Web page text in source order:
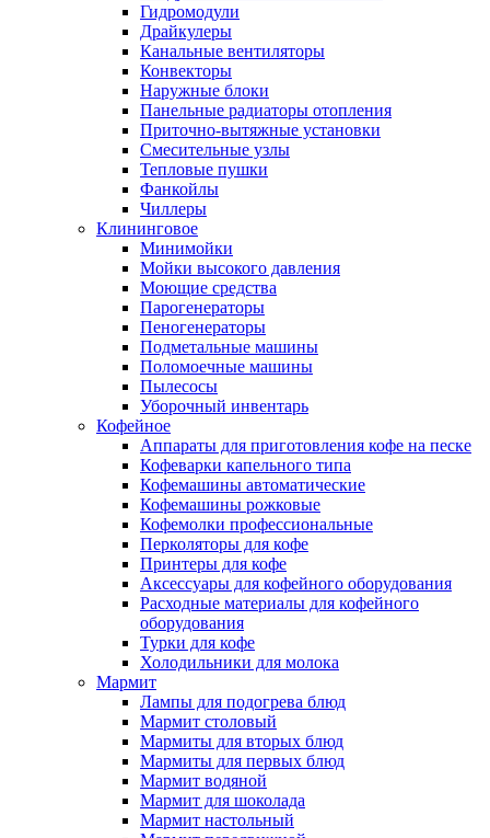
Гидромодули
Драйкулеры
Канальные вентиляторы
Конвекторы
Наружные блоки
Панельные радиаторы отопления
Приточно-вытяжные установки
Смесительные узлы
Тепловые пушки
Фанкойлы
Чиллеры
Клининговое
Минимойки
Мойки высокого давления
Моющие средства
Парогенераторы
Пеногенераторы
Подметальные машины
Поломоечные машины
Пылесосы
Уборочный инвентарь
Кофейное
Аппараты для приготовления кофе на песке
Кофеварки капельного типа
Кофемашины автоматические
Кофемашины рожковые
Кофемолки профессиональные
Перколяторы для кофе
Принтеры для кофе
Аксессуары для кофейного оборудования
Расходные материалы для кофейного
оборудования
Турки для кофе
Холодильники для молока
Мармит
Лампы для подогрева блюд
Мармит столовый
Мармиты для вторых блюд
Мармиты для первых блюд
Мармит водяной
Мармит для шоколада
Мармит настольный